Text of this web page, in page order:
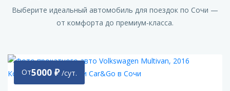
Выберите идеальный автомобиль для поездок по Сочи —
от комфорта до премиум-класса.
От5000 ₽ /сут.